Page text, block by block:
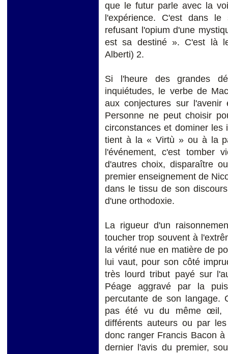
que le futur parle avec la
l'expérience. C'est dans
refusant l'opium d'une
est sa destiné ». C'est là
Alberti) 2.
Si l'heure des grandes
inquiétudes, le verbe de
aux conjectures sur
Personne ne peut choisir
circonstances et dominer
tient à la « Virtù » ou à la
l'événement, c'est tomber
d'autres choix, disparaître
premier enseignement de
dans le tissu de son
d'une orthodoxie.
La rigueur d'un
toucher trop souvent à
la vérité nue en matière de
lui vaut, pour son côté
très lourd tribut payé sur
Péage aggravé par la
percutante de son langage.
pas été vu du même œil,
différents auteurs ou par
donc ranger Francis Bacon
dernier l'avis du premier,